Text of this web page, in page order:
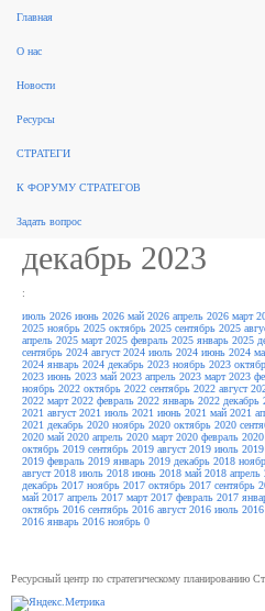
Главная
О нас
Новости
Ресурсы
СТРАТЕГИ
К ФОРУМУ СТРАТЕГОВ
Задать вопрос
Рынок консалтинга
Законодательство
Архив
декабрь 2023
:
июль 2026 июнь 2026 май 2026 апрель 2026 март
2025 ноябрь 2025 октябрь 2025 сентябрь 2025
апрель 2025 март 2025 февраль 2025 январь 2025
сентябрь 2024 август 2024 июль 2024 июнь 2024
2024 январь 2024 декабрь 2023 ноябрь 2023
2023 июнь 2023 май 2023 апрель 2023 март 2023
ноябрь 2022 октябрь 2022 сентябрь 2022 август
2022 март 2022 февраль 2022 январь 2022 декабрь
2021 август 2021 июль 2021 июнь 2021 май 2021
2021 декабрь 2020 ноябрь 2020 октябрь 2020
2020 май 2020 апрель 2020 март 2020 февраль 2020
октябрь 2019 сентябрь 2019 август 2019 июль 2019
2019 февраль 2019 январь 2019 декабрь 2018
август 2018 июль 2018 июнь 2018 май 2018 апрель
декабрь 2017 ноябрь 2017 октябрь 2017 сентябрь
май 2017 апрель 2017 март 2017 февраль 2017
октябрь 2016 сентябрь 2016 август 2016 июль 2016
2016 январь 2016 ноябрь 0
Ресурсный центр по стратегическому планированию